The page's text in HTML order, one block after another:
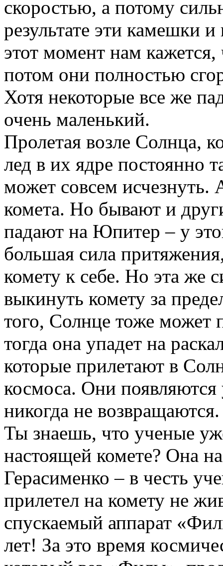
скоростью, а потому
результате эти камешки
этот момент нам кажется,
потом они полностью
Хотя некоторые все же
очень маленький.
Пролетая возле Солнца,
лед в их ядре постоянно
может совсем исчезнуть.
комета. Но бывают и
падают на Юпитер – у
большая сила
комету к себе. Но эта же
выкинуть комету за
того, Солнце тоже может
тогда она упадет на
которые прилетают в
космоса. Они
никогда не возвращаются.
Ты знаешь, что ученые
настоящей комете? Она
Герасименко – в честь
прилетел на комету не
спускаемый аппарат
лет! За это время